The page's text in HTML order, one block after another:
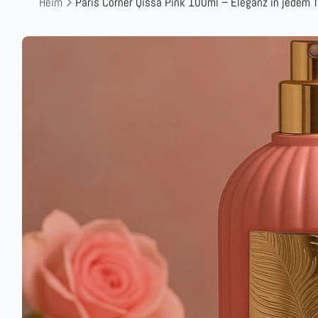
Produktinformationen